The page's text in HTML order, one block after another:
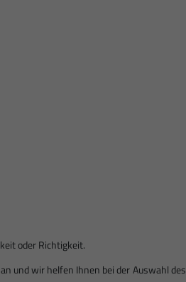
oder Richtigkeit.
und wir helfen Ihnen bei der Auswahl des